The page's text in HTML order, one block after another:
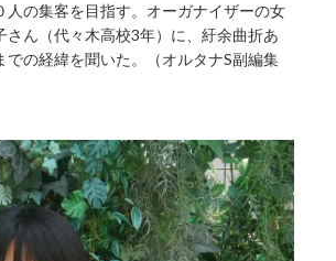
人の集客を目指す。オーガナイザーの女
さん（代々木高校3年）に、紆余曲折あ
での経緯を聞いた。（オルタナS副編集